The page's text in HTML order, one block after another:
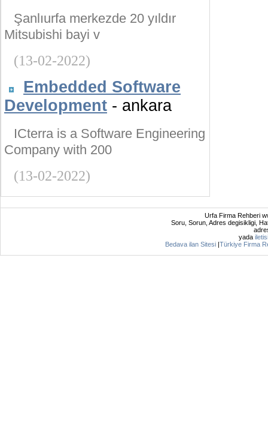
Şanlıurfa merkezde 20 yıldır
Mitsubishi bayi v
(13-02-2022)
Embedded Software
Development - ankara
ICterra is a Software Engineering
Company with 200
(13-02-2022)
Urfa Firma Rehberi
Soru, Sorun, Adres degisikligi,
yada
Bedava ilan Sitesi |Türkiye Firma